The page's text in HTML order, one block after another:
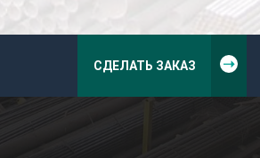
СДЕЛАТЬ ЗАКАЗ